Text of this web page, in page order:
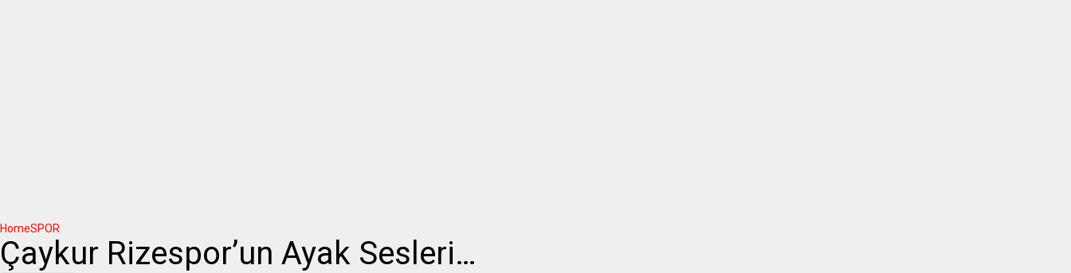
HomeSPOR
Çaykur Rizespor’un Ayak Sesleri…